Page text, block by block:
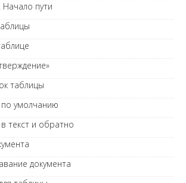
Начало пути
таблицы
умолчанию
текст и обратно
документа